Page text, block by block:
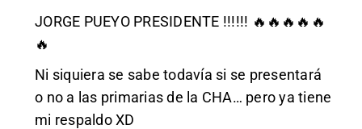
JORGE PUEYO PRESIDENTE !!!!!! 🔥🔥🔥🔥🔥
🔥
Ni siquiera se sabe todavía si se presentará
o no a las primarias de la CHA… pero ya tiene
mi respaldo XD